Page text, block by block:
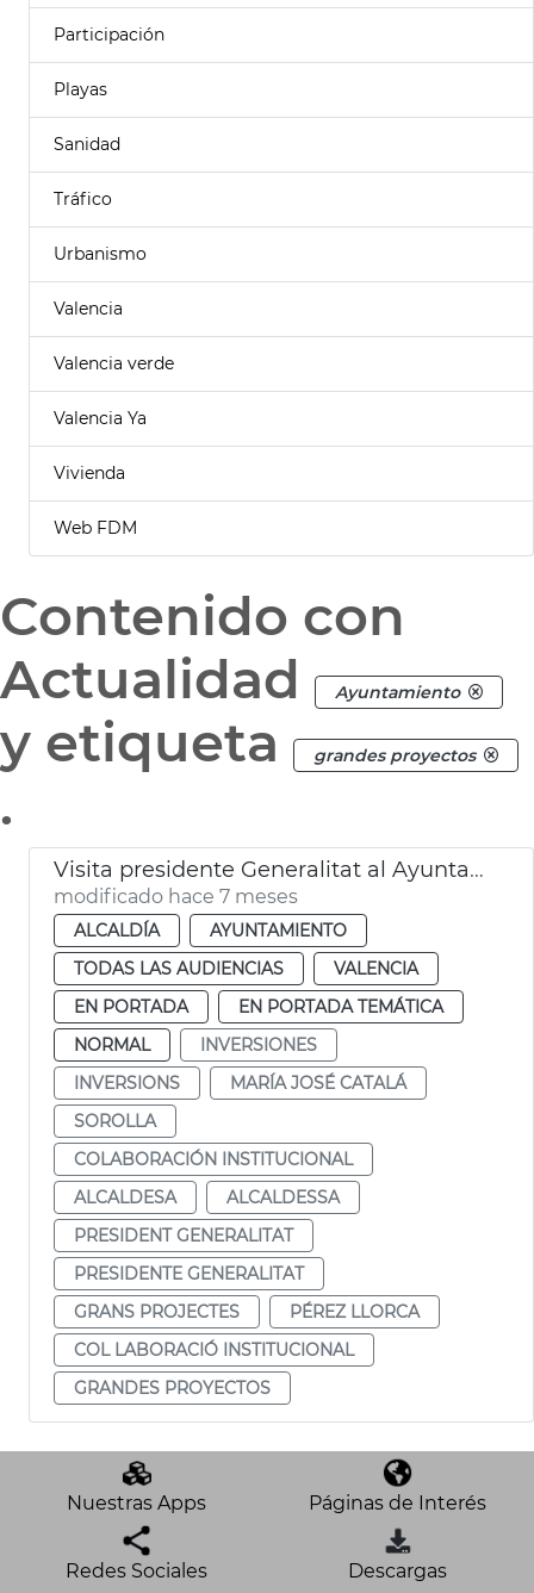
Participación
Playas
Sanidad
Tráfico
Urbanismo
Valencia
Valencia verde
Valencia Ya
Vivienda
Web FDM
Contenido con
Actualidad
Ayuntamiento
y etiqueta grandes proyectos
.
Visita presidente Generalitat al Ayuntamiento. Sorolla
modificado hace 7 meses
ALCALDÍA
AYUNTAMIENTO
TODAS LAS AUDIENCIAS
VALENCIA
EN PORTADA
EN PORTADA TEMÁTICA
NORMAL
INVERSIONES
INVERSIONS
MARÍA JOSÉ CATALÁ
SOROLLA
COLABORACIÓN INSTITUCIONAL
ALCALDESA
ALCALDESSA
PRESIDENT GENERALITAT
PRESIDENTE GENERALITAT
GRANS PROJECTES
PÉREZ LLORCA
COL LABORACIÓ INSTITUCIONAL
GRANDES PROYECTOS
Nuestras Apps Páginas de Interés
Redes Sociales Descargas